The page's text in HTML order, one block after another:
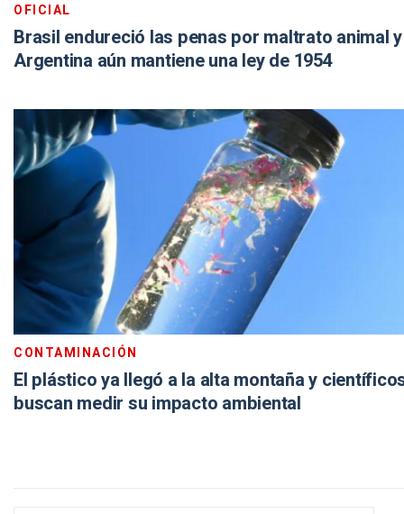
OFICIAL
Brasil endureció las penas por maltrato animal y
Argentina aún mantiene una ley de 1954
CONTAMINACIÓN
El plástico ya llegó a la alta montaña y
buscan medir su impacto ambiental